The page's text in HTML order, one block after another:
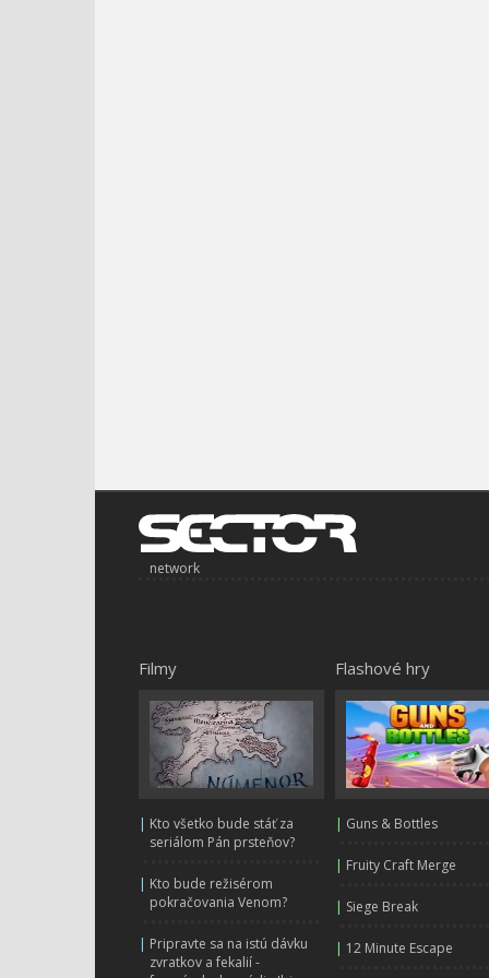
network
Filmy
| Kto všetko bude stáť za
seriálom Pán prsteňov?
| Kto bude režisérom
pokračovania Venom?
| Pripravte sa na istú dávku
zvratkov a fekalií -
Flashové hry
| Guns & Bottles
| Fruity Craft Merge
| Siege Break
| 12 Minute Escape